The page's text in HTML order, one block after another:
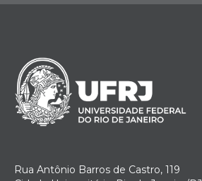
Rua Antônio Barros de Castro, 119